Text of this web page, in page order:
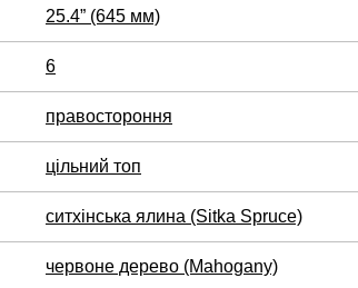
25.4” (645 мм)
6
правостороння
цільний топ
ситхінська ялина (Sitka Spruce)
червоне дерево (Mahogany)